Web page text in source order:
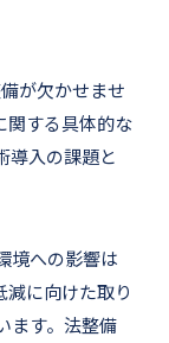
が欠かせませ
関する具体的な
導入の課題と
境への影響は
減に向けた取り
ます。法整備